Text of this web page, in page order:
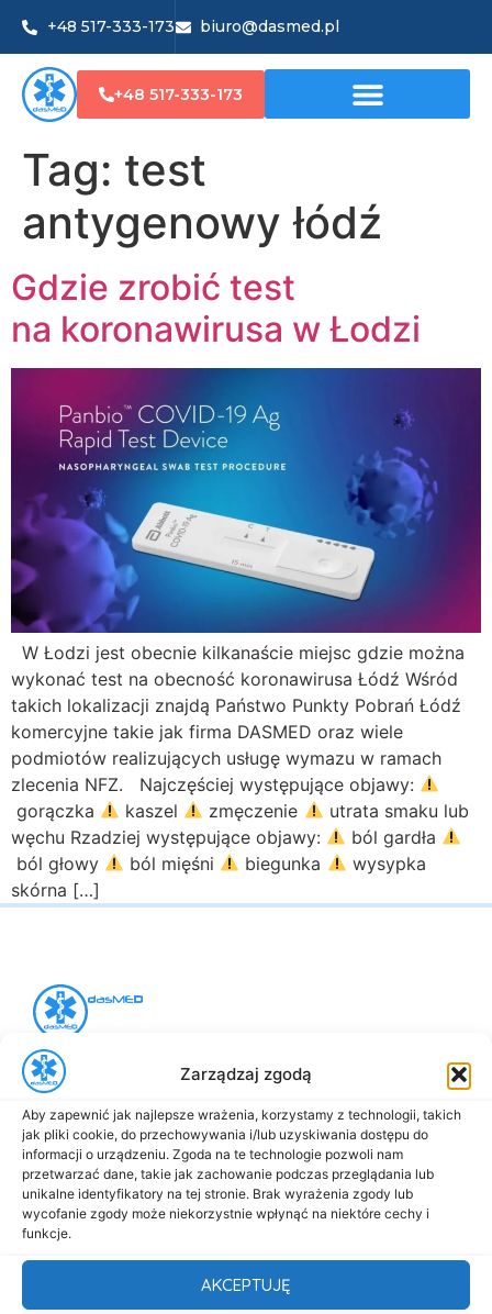
Zarządzaj zgodą
Aby zapewnić jak najlepsze wrażenia, korzystamy z technologii, takich
jak pliki cookie, do przechowywania i/lub uzyskiwania dostępu do
informacji o urządzeniu. Zgoda na te technologie pozwoli nam
przetwarzać dane, takie jak zachowanie podczas przeglądania lub
unikalne identyfikatory na tej stronie. Brak wyrażenia zgody lub
wycofanie zgody może niekorzystnie wpłynąć na niektóre cechy i
funkcje.
AKCEPTUJĘ
+48 517-333-173 biuro@dasmed.pl
+48 517-333-173
Tag: test
antygenowy łódź
Gdzie zrobić test
na koronawirusa w Łodzi
W Łodzi jest obecnie kilkanaście miejsc gdzie można
wykonać test na obecność koronawirusa Łódź Wśród
takich lokalizacji znajdą Państwo Punkty Pobrań Łódź
komercyjne takie jak firma DASMED oraz wiele
podmiotów realizujących usługę wymazu w ramach
zlecenia NFZ. Najczęściej występujące objawy:
gorączka
kaszel zmęczenie
utrata smaku lub
węchu Rzadziej występujące objawy:
ból gardła
ból głowy
ból mięśni biegunka
wysypka
skórna […]
al. Marsz. Józefa Piłsudskiego 143
92-301 Łódź
+48 517-333-173
biuro@dasmed.pl
Menu
Start